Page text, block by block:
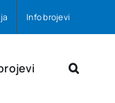
Info brojevi